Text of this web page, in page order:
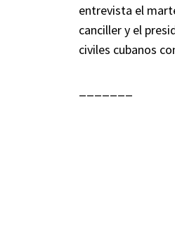
entrevista el
canciller y el
civiles cubanos